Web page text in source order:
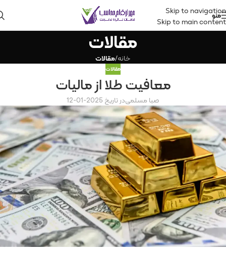
Skip to navigation
Skip to main content
منو
مقالات
خانه/مقالات
مقالات
معافیت طلا از مالیات
صبا مسلمیدر تاریخ 2025-01-12